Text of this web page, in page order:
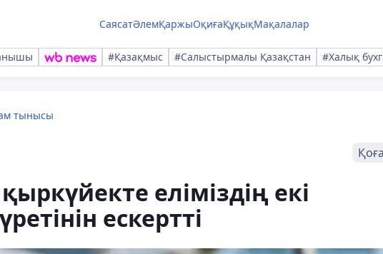
СаясатӘлемҚаржыОқиғаҚұқықМақалалар
#Қазақмыс #Салыстырмалы Қазақстан #Халық
тынысы
еліміздің екі
ескертті